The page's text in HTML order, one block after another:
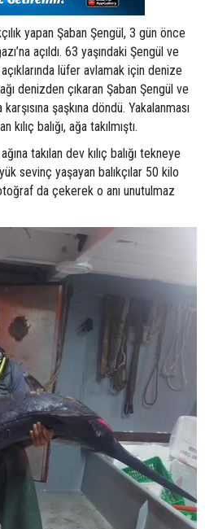
yapan Şaban Şengül, 3 gün önce
açıldı. 63 yaşındaki Şengül ve
lüfer avlamak için denize
denizden çıkaran Şaban Şengül ve
şaşkına döndü. Yakalanması
balığı, ağa takılmıştı.
takılan dev kılıç balığı tekneye
sevinç yaşayan balıkçılar 50 kilo
da çekerek o anı unutulmaz